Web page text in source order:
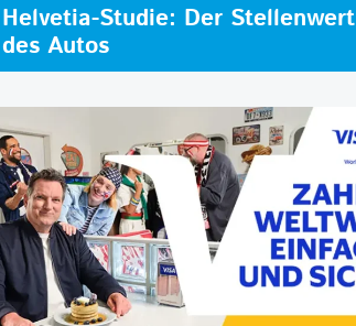
Helvetia-Studie: Der Stellenwert
des Autos